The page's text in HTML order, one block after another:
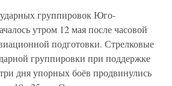
группировок Юго-
утром 12 мая после часовой
подготовки. Стрелковые
группировки при поддержке
дня упорных боёв продвинулись